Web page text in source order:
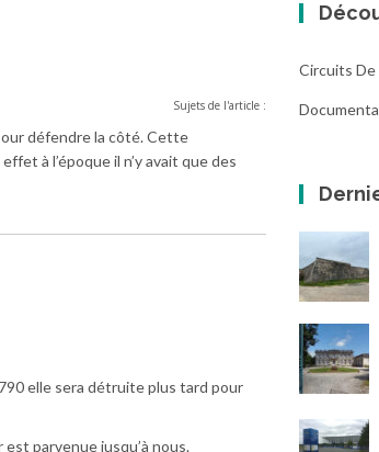
Sujets de l'article :
défendre la côté. Cette
à l’époque il n’y avait que des
elle sera détruite plus tard pour
parvenue jusqu’à nous.
Circuits De